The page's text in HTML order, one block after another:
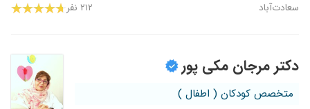
سعادت‌آباد ۲۱۲ نفر
دکتر مرجان مکی پور
متخصص کودکان ( اطفال )